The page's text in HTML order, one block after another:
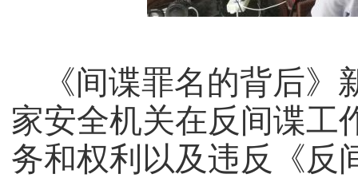
《间谍罪名的背后
家安全机关在反间谍工
务和权利以及违反《反